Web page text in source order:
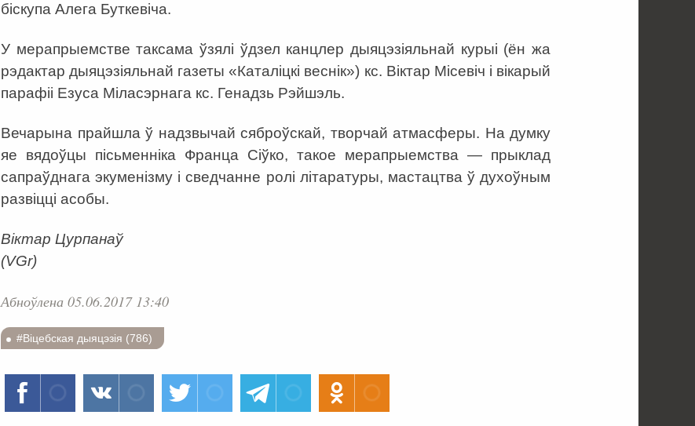
біскупа Алега Буткевіча.
У мерапрыемстве таксама ўзялі ўдзел канцлер дыяцэзіяльнай курыі (ён жа
рэдактар дыяцэзіяльнай газеты «Каталіцкі веснік») кс. Віктар Місевіч і вікарый
парафіі Езуса Міласэрнага кс. Генадзь Рэйшэль.
Вечарына прайшла ў надзвычай сяброўскай, творчай атмасферы. На думку
яе вядоўцы пісьменніка Франца Сіўко, такое мерапрыемства — прыклад
сапраўднага экуменізму і сведчанне ролі літаратуры, мастацтва ў духоўным
развіцці асобы.
Віктар Цурпанаў
(VGr)
Абноўлена 05.06.2017 13:40
#Віцебская дыяцэзія (786)